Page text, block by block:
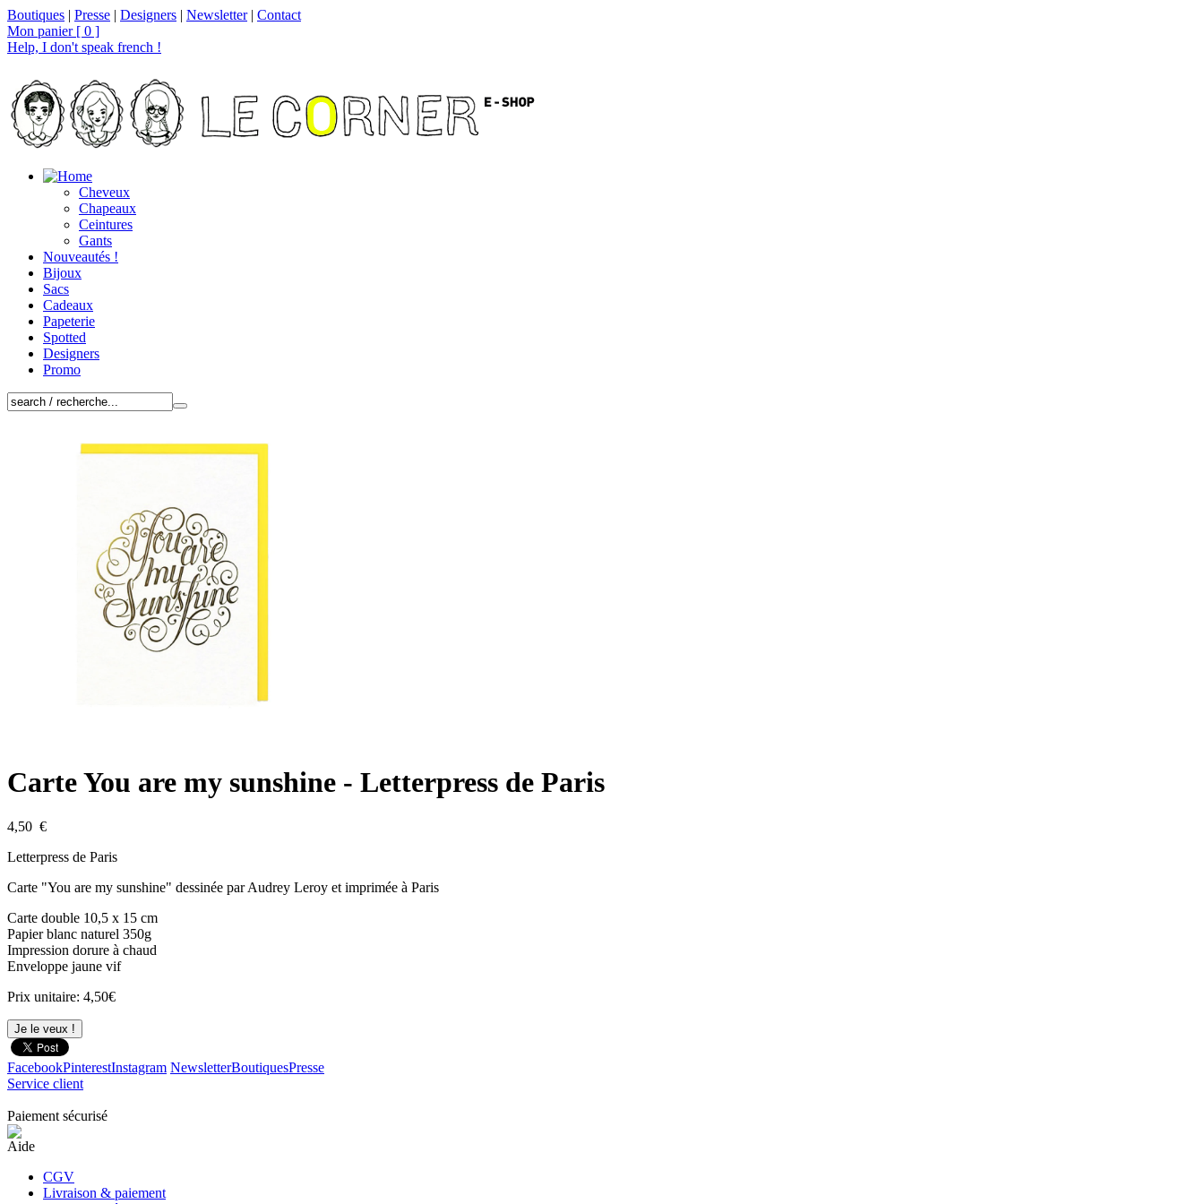
Boutiques | Presse | Designers | Newsletter| Contact
Mon panier [ 0 ]
Help, I don't speak french !
Cheveux
Chapeaux
Ceintures
Gants
Nouveautés !
Bijoux
Sacs
Cadeaux
Papeterie
Spotted
Designers
Promo
Carte You are my sunshine - Letterpress de Paris
4,50 €
Letterpress de Paris
Carte "You are my sunshine" dessinée par Audrey Leroy et imprimée à Paris
Carte double 10,5 x 15 cm
Papier blanc naturel 350g
Impression dorure à chaud
Enveloppe jaune vif
Prix unitaire: 4,50€
Je le veux !
FacebookPinterestInstagram NewsletterBoutiquesPresse
Service client
Paiement sécurisé
Aide
CGV
Livraison & paiement